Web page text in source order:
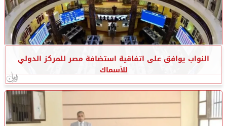
النواب يوافق على اتفاقية استضافة مصر للمركز الدولي
للأسماك